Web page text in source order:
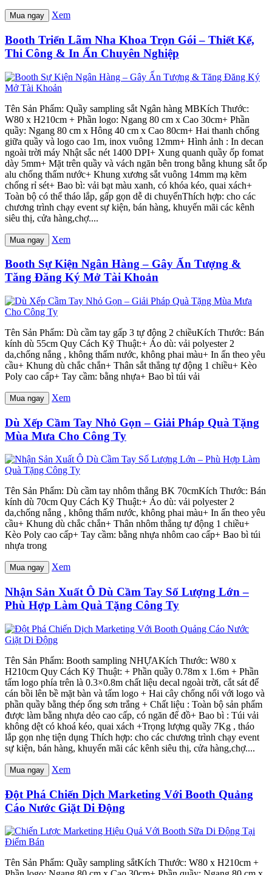
Mua ngay Xem
Booth Triển Lãm Nha Khoa Trọn Gói – Thiết Kế,
Thi Công & In Ấn Chuyên Nghiệp
Tên Sản Phẩm: Quầy sampling sắt Ngân hàng MBKích Thước:
W80 x H210cm + Phần logo: Ngang 80 cm x Cao 30cm+ Phần
quầy: Ngang 80 cm x Hông 40 cm x Cao 80cm+ Hai thanh chống
giữa quầy và logo cao 1m, inox vuông 12mm+ Hình ảnh : In decan
ngoài trời máy Nhật sắc nét 1400 DPI+ Xung quanh quầy ốp fomat
dày 5mm+ Mặt trên quầy và vách ngăn bên trong bằng khung sắt ốp
alu chống thấm nước+ Khung xương sắt vuông 14mm mạ kẽm
chống rỉ sét+ Bao bì: vải bạt màu xanh, có khóa kéo, quai xách+
Toàn bộ có thể tháo lắp, gấp gọn dễ di chuyểnThích hợp: cho các
chương trình chạy event sự kiện, bán hàng, khuyến mãi các kênh
siêu thị, cửa hàng,chợ....
Mua ngay Xem
Booth Sự Kiện Ngân Hàng – Gây Ấn Tượng &
Tăng Đăng Ký Mở Tài Khoản
Tên Sản Phẩm: Dù cầm tay gấp 3 tự động 2 chiềuKích Thước: Bán
kính dù 55cm Quy Cách Kỹ Thuật:+ Áo dù: vải polyester 2
da,chống nắng , không thấm nước, không phai màu+ In ấn theo yêu
cầu+ Khung dù chắc chắn+ Thân sắt thẳng tự động 1 chiều+ Kèo
Poly cao cấp+ Tay cầm: bằng nhựa+ Bao bì túi vải
Mua ngay Xem
Dù Xếp Cầm Tay Nhỏ Gọn – Giải Pháp Quà Tặng
Mùa Mưa Cho Công Ty
Tên Sản Phẩm: Dù cầm tay nhôm thẳng BK 70cmKích Thước: Bán
kính dù 70cm Quy Cách Kỹ Thuật:+ Áo dù: vải polyester 2
da,chống nắng , không thấm nước, không phai màu+ In ấn theo yêu
cầu+ Khung dù chắc chắn+ Thân nhôm thẳng tự động 1 chiều+
Kèo Poly cao cấp+ Tay cầm: bằng nhựa nhôm cao cấp+ Bao bì túi
nhựa trong
Mua ngay Xem
Nhận Sản Xuất Ô Dù Cầm Tay Số Lượng Lớn –
Phù Hợp Làm Quà Tặng Công Ty
Tên Sản Phẩm: Booth sampling NHỰAKích Thước: W80 x
H210cm Quy Cách Kỹ Thuật: + Phần quầy 0.78m x 1.6m + Phần
tấm logo phía trên là 0.3×0.8m chất liệu decal ngoài trời, cắt sát để
cán bồi lên bề mặt bàn và tấm logo + Hai cây chống nối với logo và
phần quầy bằng thép ống sơn trắng + Chất liệu : Toàn bộ sản phẩm
được làm bằng nhựa dẻo cao cấp, có ngăn để đồ+ Bao bì : Túi vải
không dệt có khoá kéo, quai xách +Trọng lượng quầy 7Kg , tháo
lắp gọn nhẹ tiện dụng Thích hợp: cho các chương trình chạy event
sự kiện, bán hàng, khuyến mãi các kênh siêu thị, cửa hàng,chợ....
Mua ngay Xem
Đột Phá Chiến Dịch Marketing Với Booth Quảng
Cáo Nước Giặt Di Động
Tên Sản Phẩm: Quầy sampling sắtKích Thước: W80 x H210cm +